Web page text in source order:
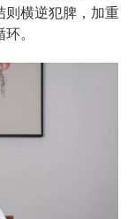
则横逆犯脾，加重
。